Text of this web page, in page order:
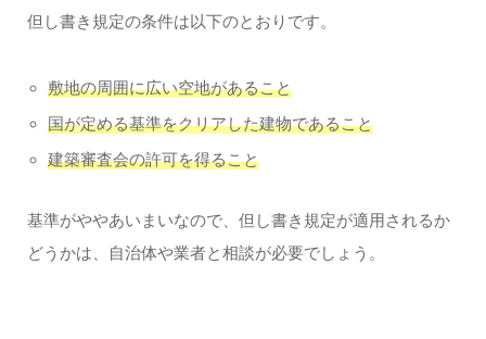
但し書き規定の条件は以下のとおりです。
敷地の周囲に広い空地があること
国が定める基準をクリアした建物であること
建築審査会の許可を得ること
基準がややあいまいなので、但し書き規定が適用されるか
どうかは、自治体や業者と相談が必要でしょう。